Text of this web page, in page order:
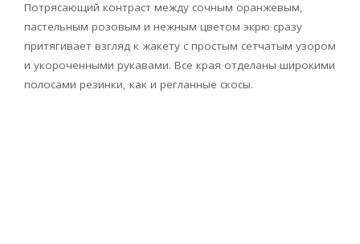
Потрясающий контраст между сочным оранжевым,
пастельным розовым и нежным цветом экрю сразу
притягивает взгляд к жакету с простым сетчатым узором
и укороченными рукавами. Все края отделаны широкими
полосами резинки, как и регланные скосы.